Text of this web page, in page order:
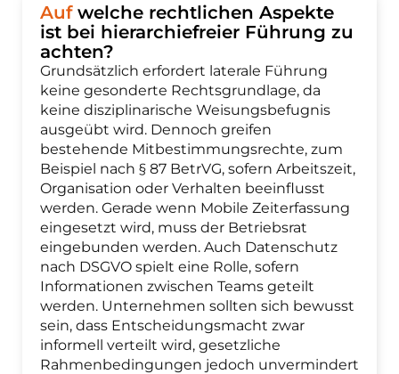
Aufwelche rechtlichen Aspekte
ist bei hierarchiefreier Führung zu
achten?
Grundsätzlich erfordert laterale Führung
keine gesonderte Rechtsgrundlage, da
keine disziplinarische Weisungsbefugnis
ausgeübt wird. Dennoch greifen
bestehende Mitbestimmungsrechte, zum
Beispiel nach § 87 BetrVG, sofern Arbeitszeit,
Organisation oder Verhalten beeinflusst
werden. Gerade wenn Mobile Zeiterfassung
eingesetzt wird, muss der Betriebsrat
eingebunden werden. Auch Datenschutz
nach DSGVO spielt eine Rolle, sofern
Informationen zwischen Teams geteilt
werden. Unternehmen sollten sich bewusst
sein, dass Entscheidungsmacht zwar
informell verteilt wird, gesetzliche
Rahmenbedingungen jedoch unvermindert